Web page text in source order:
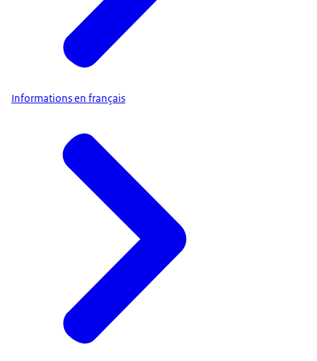
Informations en français